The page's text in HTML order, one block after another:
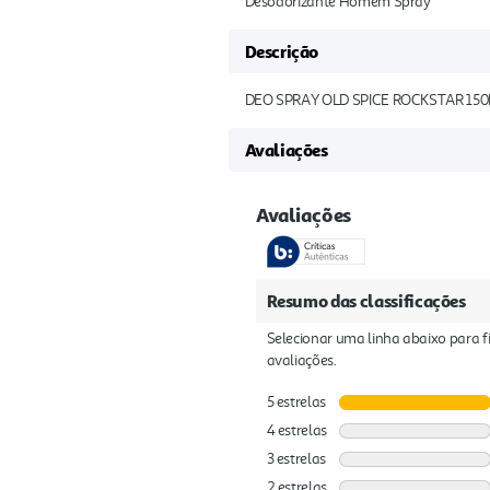
Descrição
DEO SPRAY OLD SPICE ROCKSTAR
Avaliações